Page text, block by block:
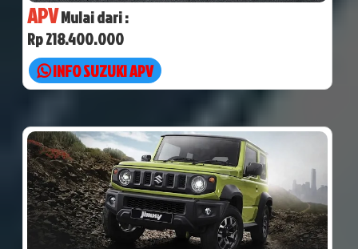
APVMulai dari :
Rp 218.400.000
INFO SUZUKI APV